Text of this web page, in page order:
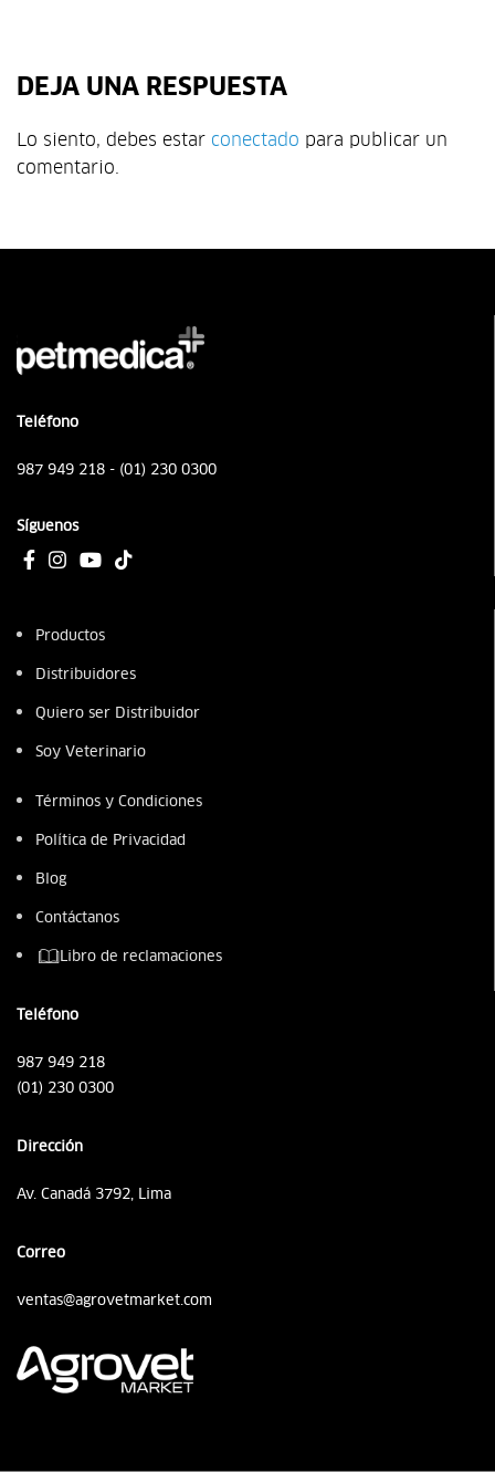
DEJA UNA RESPUESTA
Lo siento, debes estar conectado para publicar un
comentario.
Teléfono
987 949 218 - (01) 230 0300
Síguenos
Productos
Distribuidores
Quiero ser Distribuidor
Soy Veterinario
Términos y Condiciones
Política de Privacidad
Blog
Contáctanos
Libro de reclamaciones
Teléfono
987 949 218
(01) 230 0300
Dirección
Av. Canadá 3792, Lima
Correo
ventas@agrovetmarket.com